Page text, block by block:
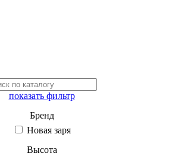
показать фильтр
Бренд
Новая заря
Высота